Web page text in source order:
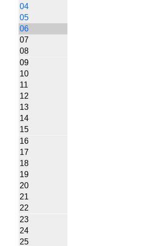
04
05
06
07
08
09
10
11
12
13
14
15
16
17
18
19
20
21
22
23
24
25